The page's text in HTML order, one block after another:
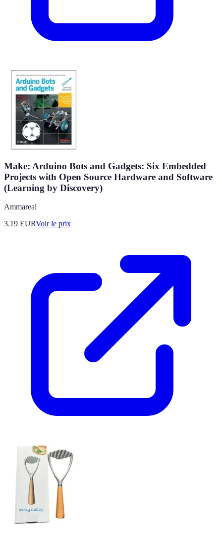
Make: Arduino Bots and Gadgets: Six Embedded
Projects with Open Source Hardware and Software
(Learning by Discovery)
Ammareal
3.19 EURVoir le prix